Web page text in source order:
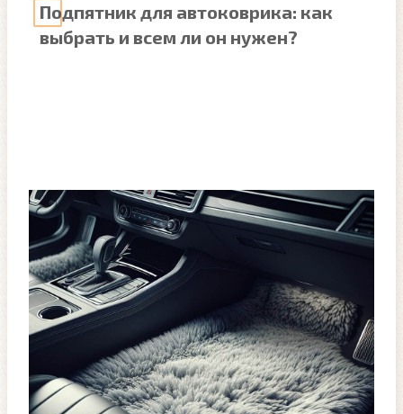
Подпятник для автоковрика: как
выбрать и всем ли он нужен?